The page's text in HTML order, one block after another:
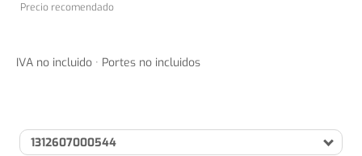
Precio recomendado
IVA no incluido · Portes no incluidos
1312607000544